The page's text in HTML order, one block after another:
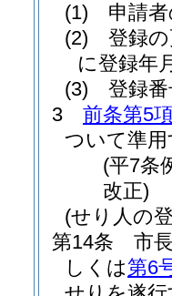
(1)
申請
(2)
登録
に登録年
(3)
登録
3
前条第5
ついて準
(平7条
改正)
(せり人の
第14条
市
しくは第6